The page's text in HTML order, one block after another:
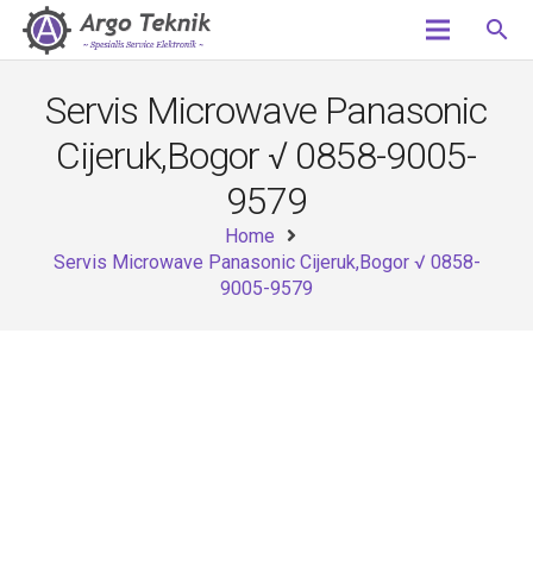
search
Servis Microwave Panasonic
Cijeruk,Bogor √ 0858-9005-
9579
Home
Servis Microwave Panasonic Cijeruk,Bogor √ 0858-
9005-9579